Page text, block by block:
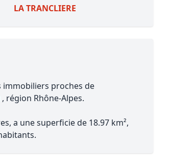
LA TRANCLIERE
immobiliers proches de
, région Rhône-Alpes.
a une superficie de 18.97 km²,